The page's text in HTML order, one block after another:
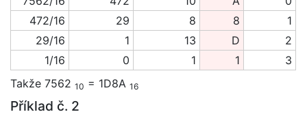
472/16
29 8 8
1
29/16
1 13 D
2
1/16
0 1 1
3
Takže 7562 10 = 1D8A 16
Příklad č. 2